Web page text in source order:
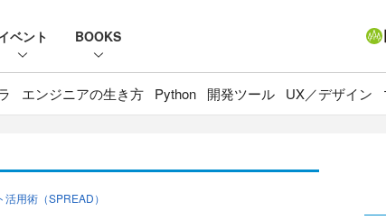
ベント BOOKS
エンジニアの生き方 Python 開発ツール UX／デザイン
用術（SPREAD）